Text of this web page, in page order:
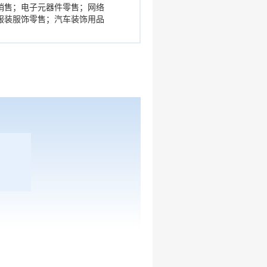
售；电子元器件零售；网络
服饰零售；汽车装饰用品